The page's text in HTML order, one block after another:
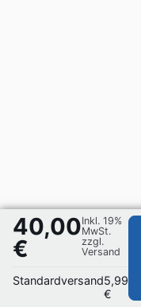
40,00
€
Inkl. 19%
MwSt.
zzgl.
Versand
Standardversand5,99
€